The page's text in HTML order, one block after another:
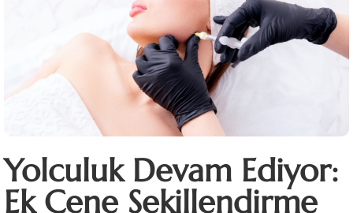
Yolculuk Devam Ediyor:
Ek Çene Şekillendirme